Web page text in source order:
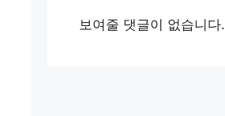
보여줄 댓글이 없습니다.